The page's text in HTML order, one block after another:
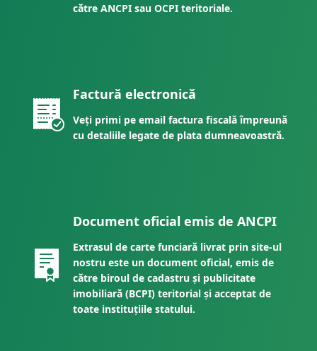
către ANCPI sau OCPI teritoriale.
Factură electronică
Veți primi pe email factura fiscală împreună
cu detaliile legate de plata dumneavoastră.
Document oficial emis de ANCPI
Extrasul de carte funciară livrat prin site-ul
nostru este un document oficial, emis de
către biroul de cadastru și publicitate
imobiliară (BCPI) teritorial și acceptat de
toate instituțiile statului.